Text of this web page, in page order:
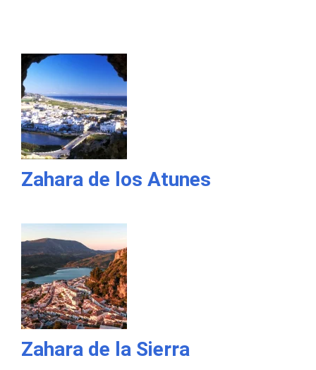
Zahara de los Atunes
Zahara de la Sierra